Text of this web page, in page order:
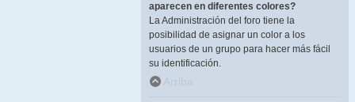
aparecen en diferentes colores?
La Administración del foro tiene la
posibilidad de asignar un color a los
usuarios de un grupo para hacer más fácil
su identificación.
Arriba